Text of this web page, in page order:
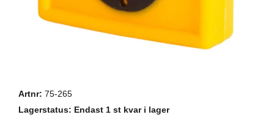
Artnr: 75-265
Lagerstatus: Endast 1 st kvar i lager